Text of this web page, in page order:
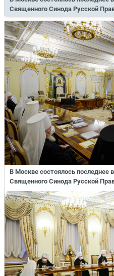
Священного Синода Русской
В Москве состоялось последнее
Священного Синода Русской